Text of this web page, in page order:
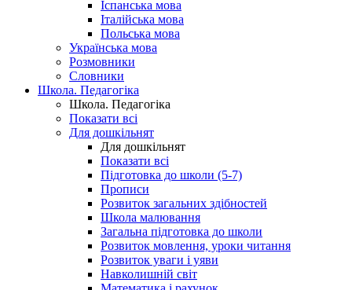
Іспанська мова
Італійська мова
Польська мова
Українська мова
Розмовники
Словники
Школа. Педагогіка
Школа. Педагогіка
Показати всі
Для дошкільнят
Для дошкільнят
Показати всі
Підготовка до школи (5-7)
Прописи
Розвиток загальних здібностей
Школа малювання
Загальна підготовка до школи
Розвиток мовлення, уроки читання
Розвиток уваги і уяви
Навколишній світ